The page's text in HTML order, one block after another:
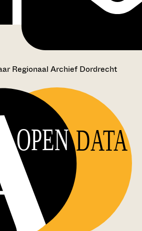
Regionaal Archief Dordrecht
OPEN DATA